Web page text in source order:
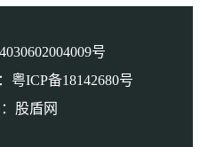
号
粤ICP备18142680号
股盾网